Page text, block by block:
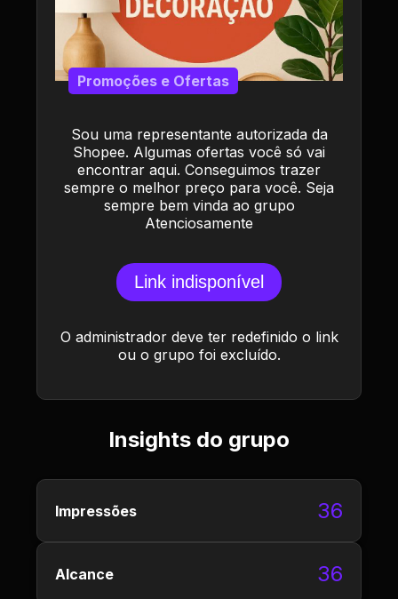
Sou uma representante autorizada da
Shopee. Algumas ofertas você só vai
encontrar aqui. Conseguimos trazer
sempre o melhor preço para você. Seja
sempre bem vinda ao grupo
Atenciosamente
Promoções e Ofertas
Link indisponível
O administrador deve ter redefinido o link
ou o grupo foi excluído.
Insights do grupo
Impressões 36
Alcance 36